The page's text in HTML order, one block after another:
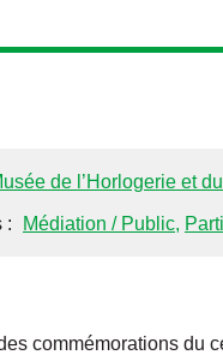
de l’Horlogerie et
: Médiation / Public,
commémorations du